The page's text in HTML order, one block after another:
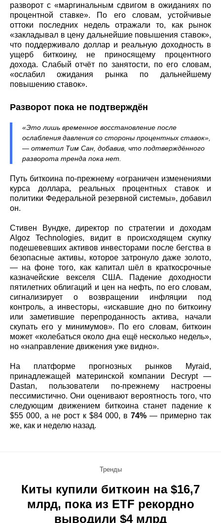
разворот с «маргинальным сдвигом в ожиданиях по
процентной ставке». По его словам, устойчивые
оттоки последних недель отражали то, как рынок
«закладывал в цену дальнейшие повышения ставок»,
что поддерживало доллар и реальную доходность в
ущерб биткоину, не приносящему процентного
дохода. Слабый отчёт по занятости, по его словам,
«ослабил ожидания рынка по дальнейшему
повышению ставок».
Разворот пока не подтверждён
«Это лишь временное восстановление после
ослабления давления со стороны процентных ставок»,
— отметил Тим Сан, добавив, что подтверждённого
разворота тренда пока нет.
Путь биткоина по-прежнему «ограничен изменениями
курса доллара, реальных процентных ставок и
политики Федеральной резервной системы», добавил
он.
Стивен Вундке, директор по стратегии и доходам
Algoz Technologies, видит в происходящем скупку
подешевевших активов инвесторами после бегства в
безопасные активы, которое затронуло даже золото,
— на фоне того, как капитал шёл в краткосрочные
казначейские векселя США. Падение доходности
пятилетних облигаций и цен на нефть, по его словам,
сигнализирует о возвращении инфляции под
контроль, а инвесторы, «искавшие дно по биткоину
или заметившие перепроданность актива, начали
скупать его у минимумов». По его словам, биткоин
может «колебаться около дна ещё несколько недель»,
но «направление движения уже видно».
На платформе прогнозных рынков Myraid,
принадлежащей материнской компании Decrypt —
Dastan, пользователи по-прежнему настроены
пессимистично. Они оценивают вероятность того, что
следующим движением биткоина станет падение к
$55 000, а не рост к $84 000, в74% — примерно так
же, как и неделю назад.
Тренды
Киты купили биткоин на $16,7
млрд, пока из ETF рекордно
выводили $4 млрд